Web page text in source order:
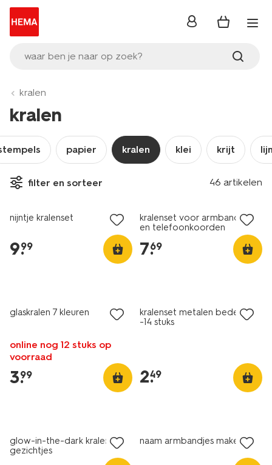
waar ben je naar op zoek?
inloggen
kralen
kralen
papier kralen klei krijt
filter en sorteer 46 artikelen
nieuw
nijntje kralenset
9.
99
kralenset voor armbandjes
en telefoonkoorden
7.
69
glaskralen 7 kleuren
online nog 12 stuks op
voorraad
3.
99
kralenset metalen bedeltjes
-14 stuks
2.
49
glow-in-the-dark kralen
gezichtjes
naam armbandjes maken